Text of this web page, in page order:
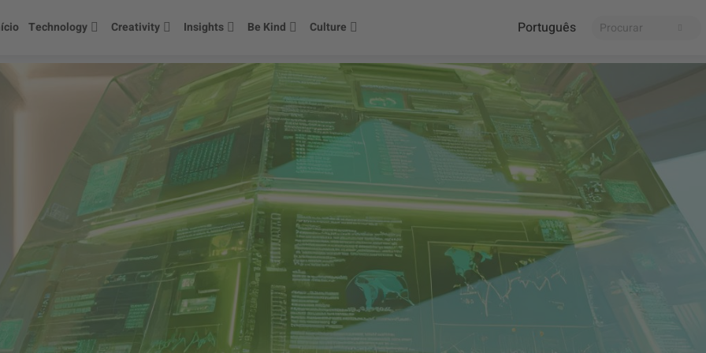
Technology Creativity Insights Be Kind Culture Português